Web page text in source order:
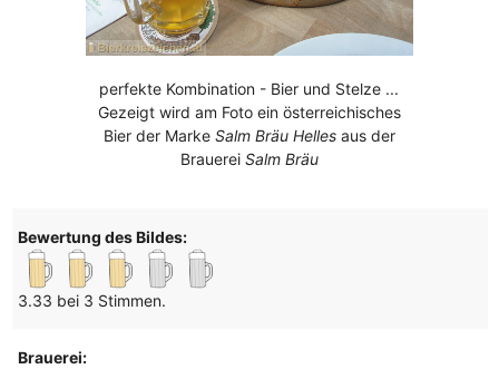
perfekte Kombination - Bier und Stelze ...
Gezeigt wird am Foto ein österreichisches
Bier der Marke Salm Bräu Hellesaus der
Brauerei Salm Bräu
Bewertung des Bildes:
3.33 bei 3 Stimmen.
Brauerei: